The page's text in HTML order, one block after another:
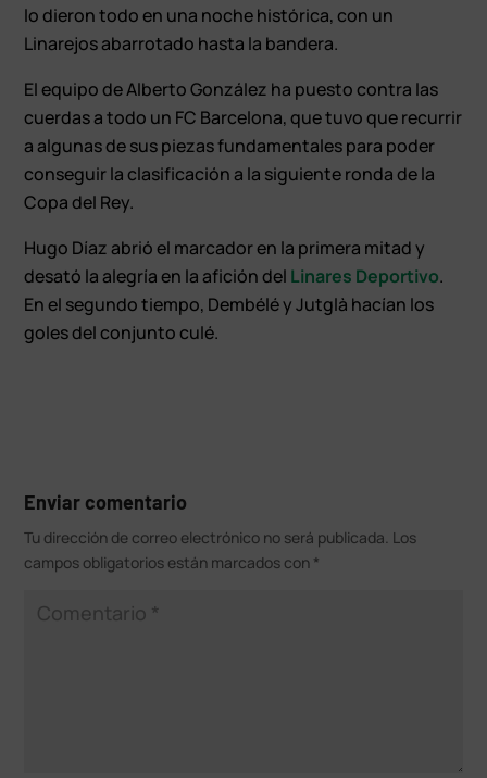
lo dieron todo en una noche histórica, con un
Linarejos abarrotado hasta la bandera.
El equipo de Alberto González ha puesto contra las
cuerdas a todo un FC Barcelona, que tuvo que recurrir
a algunas de sus piezas fundamentales para poder
conseguir la clasificación a la siguiente ronda de la
Copa del Rey.
Hugo Díaz abrió el marcador en la primera mitad y
desató la alegría en la afición del Linares Deportivo.
En el segundo tiempo, Dembélé y Jutglà hacían los
goles del conjunto culé.
Enviar comentario
Tu dirección de correo electrónico no será publicada. Los
campos obligatorios están marcados con *